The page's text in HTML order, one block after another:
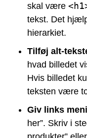
skal være
tekst. Det
hierarkiet.
Tilføj alt-
hvad billedet
Hvis billedet
teksten være
Giv links
her”. Skriv i